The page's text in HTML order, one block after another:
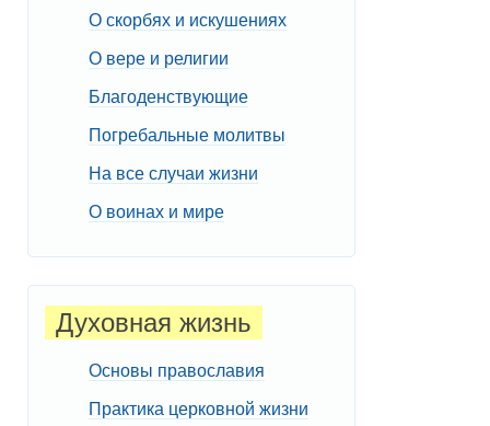
О скорбях и искушениях
О вере и религии
Благоденствующие
Погребальные молитвы
На все случаи жизни
О воинах и мире
Духовная жизнь
Основы православия
Практика церковной жизни